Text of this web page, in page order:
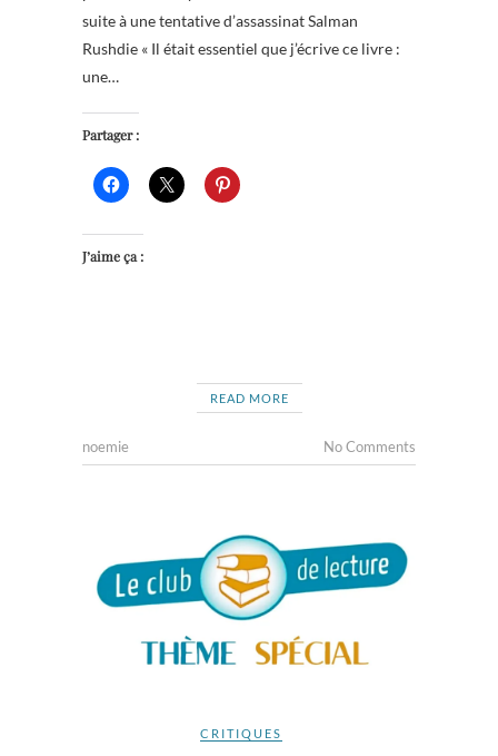
suite à une tentative d’assassinat Salman
Rushdie « Il était essentiel que j’écrive ce livre :
une…
Partager :
J’aime ça :
READ MORE
noemie No Comments
CRITIQUES